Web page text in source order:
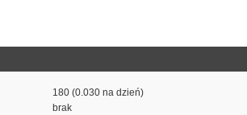
180 (0.030 na dzień)
brak